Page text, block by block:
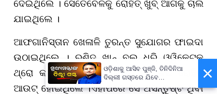
ଦେଇଥିଲେ । ସେତେବେଳକୁ ରୋହିତ୍ ଖୁବ୍ ଆଗକୁ ଚାଲି
ଯାଇଥିଲେ ।
ଆଫଗାନିସ୍ତାନ ଖେଳାଳି ତୁରନ୍ତ ସୁଯୋଗର ଫାଇଦା
ଉଠାଇଥିଲେ । ରଶିଦ ଖାନ୍ ବଲ ଧରି ଓ୍ୱିକେଟକୁ
ଥ୍ରୋ କରିଥିଲେ । ଫଳରେ ୧୬ ରନ୍ କରି ରୋହିତ
ଆଉଟ୍ ହୋଇଥିଲେ ।ଏହାପରେ ସେ ଅସନ୍ତୁଷ୍ଟ ଥିବା
×
ଓଡ଼ିଶାକୁ ଆସିବ ପୁଞ୍ଜି, ତିନିଦିନିଆ
ଦିଲ୍ଲୀ ଗସ୍ତରେ ଯିବେ